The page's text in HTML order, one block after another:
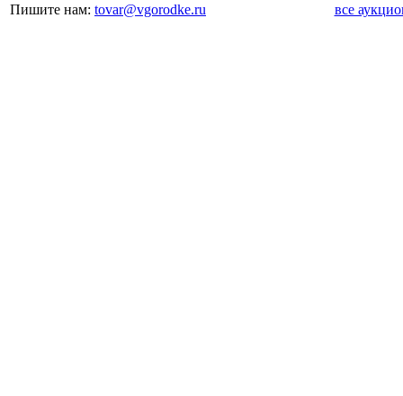
Пишите нам: tovar@vgorodke.ru все